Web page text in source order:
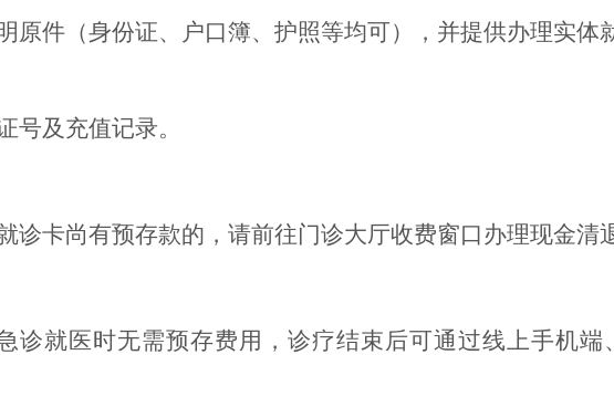
原件（身份证、户口簿、护照等均可），并提供办理实体
号及充值记录。
诊卡尚有预存款的，请前往门诊大厅收费窗口办理现金清
诊就医时无需预存费用，诊疗结束后可通过线上手机端